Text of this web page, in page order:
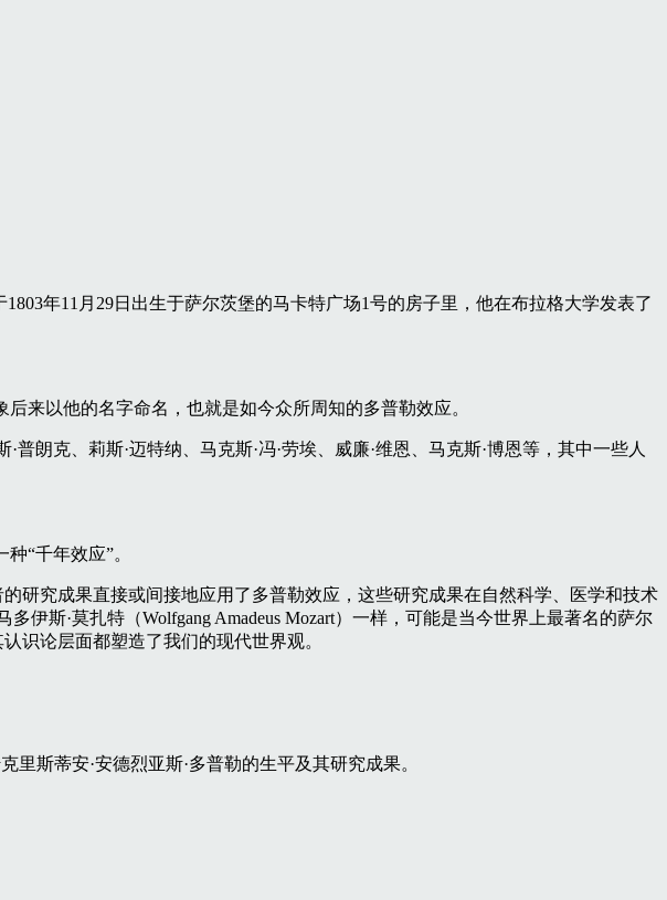
1803年11月29日出生于萨尔茨堡的马卡特广场1号的房子里，他在布拉格大学发表了
来以他的名字命名，也就是如今众所周知的多普勒效应。
朗克、莉斯·迈特纳、马克斯·冯·劳埃、威廉·维恩、马克斯·博恩等，其中一些人
“千年效应”。
研究成果直接或间接地应用了多普勒效应，这些研究成果在自然科学、医学和技术
伊斯·莫扎特（Wolfgang Amadeus Mozart）一样，可能是当今世界上最著名的萨尔
识论层面都塑造了我们的现代世界观。
斯蒂安·安德烈亚斯·多普勒的生平及其研究成果。